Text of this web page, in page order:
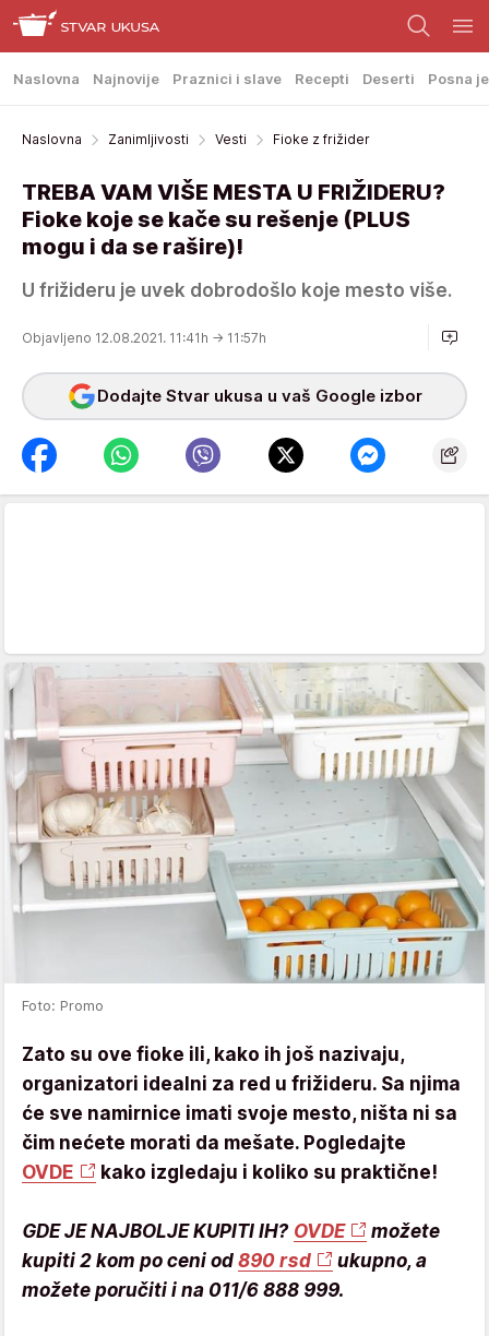
Naslovna Najnovije Praznici i slave Recepti Deserti Posna
Naslovna Zanimljivosti Vesti Fioke z frižider
TREBA VAM VIŠE MESTA U FRIŽIDERU?
Fioke koje se kače su rešenje (PLUS
mogu i da se rašire)!
U frižideru je uvek dobrodošlo koje mesto više.
Objavljeno 12.08.2021. 11:41h → 11:57h
Dodajte Stvar ukusa u vaš Google izbor
Foto: Promo
Zato su ove fioke ili, kako ih još nazivaju,
organizatori idealni za red u frižideru. Sa njima
će sve namirnice imati svoje mesto, ništa ni sa
čim nećete morati da mešate. Pogledajte
OVDE
kako izgledaju i koliko su praktične!
GDE JE NAJBOLJE KUPITI IH? OVDE
možete
kupiti 2 kom po ceni od 890 rsd
ukupno, a
možete poručiti i na 011/6 888 999.